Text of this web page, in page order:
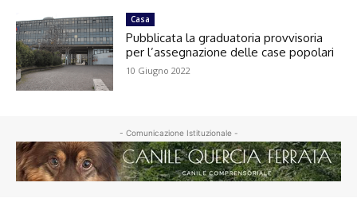
Casa
Pubblicata la graduatoria provvisoria
per l’assegnazione delle case popolari
10 Giugno 2022
- Comunicazione Istituzionale -